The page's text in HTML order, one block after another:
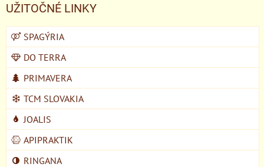
UŽITOČNÉ LINKY
SPAGÝRIA
DO TERRA
PRIMAVERA
TCM SLOVAKIA
JOALIS
APIPRAKTIK
RINGANA